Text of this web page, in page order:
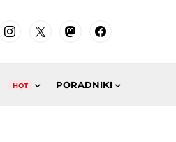
HOT PORADNIKI